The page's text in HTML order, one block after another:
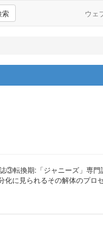
索 ウェ
③転換期:「ジャニーズ」専門
に見られるその解体のプロ